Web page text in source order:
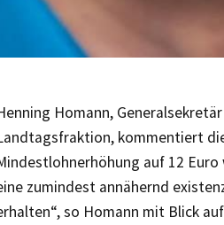
Homann,
kommentiert
auf 12
zumindest annähernd
so Homann mit Blick